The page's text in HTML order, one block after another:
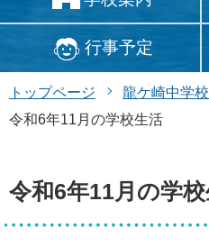
行事予定
トップページ 龍ケ崎中学校
令和6年11月の学校生活
令和6年11月の学